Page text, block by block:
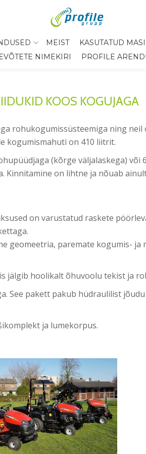
MEIST KASUTATUD
NIMEKIRI
PROFILE
KOOS KOGUJAGA
rohukogumissüsteemiga ning
kogumismahuti on 410 liitrit.
(kõrge väljalaskega)
Kinnitamine on lihtne ja nõuab
on varustatud raskete
paremate kogumis- ja
jälgib hoolikalt õhuvoolu tekist ja
See pakett pakub hüdraulilist
ja lumekorpus.